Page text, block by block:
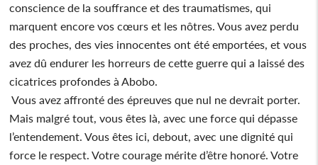
conscience de la souffrance et des traumatismes, qui
marquent encore vos cœurs et les nôtres. Vous avez perdu
des proches, des vies innocentes ont été emportées, et vous
avez dû endurer les horreurs de cette guerre qui a laissé des
cicatrices profondes à Abobo.
Vous avez affronté des épreuves que nul ne devrait porter.
Mais malgré tout, vous êtes là, avec une force qui dépasse
l’entendement. Vous êtes ici, debout, avec une dignité qui
force le respect. Votre courage mérite d’être honoré. Votre